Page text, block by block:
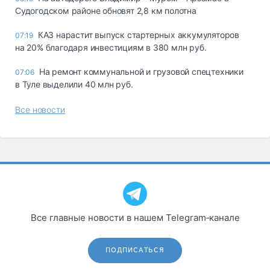
Судогодском районе обновят 2,8 км полотна
07:19 КАЗ нарастит выпуск стартерных аккумуляторов
на 20% благодаря инвестициям в 380 млн руб.
07:06 На ремонт коммунальной и грузовой спецтехники
в Туле выделили 40 млн руб.
Все новости
Все главные новости в нашем Telegram‑канале
ПОДПИСАТЬСЯ